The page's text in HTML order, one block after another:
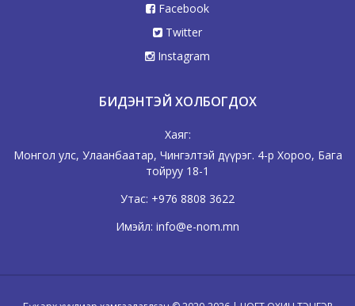
Facebook
Twitter
Instagram
БИДЭНТЭЙ ХОЛБОГДОХ
Хаяг:
Монгол улс, Улаанбаатар, Чингэлтэй дүүрэг. 4-р Хороо, Бага
тойруу 18-1
Утас: +976 8808 3622
Имэйл: info@e-nom.mn